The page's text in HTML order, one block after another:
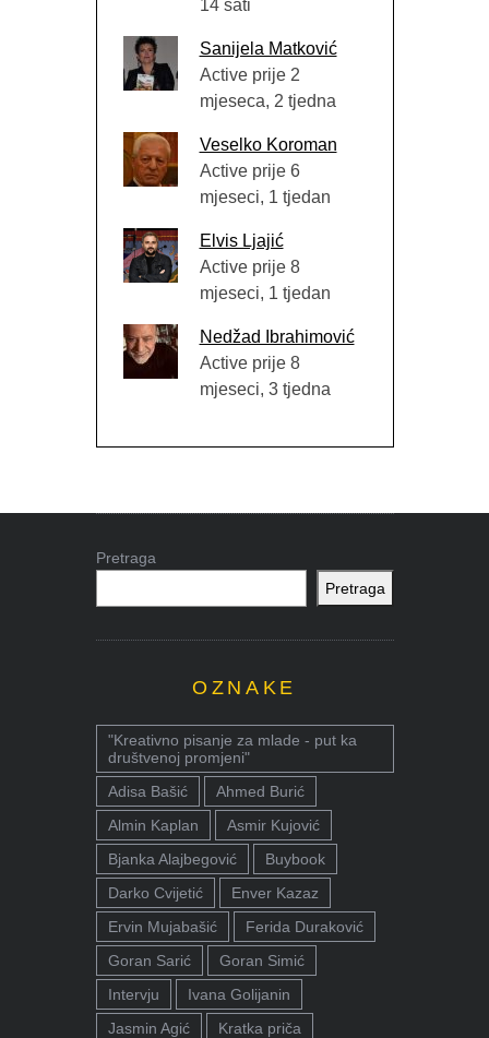
14 sati
Sanijela Matković
Active prije 2
mjeseca, 2 tjedna
Veselko Koroman
Active prije 6
mjeseci, 1 tjedan
Elvis Ljajić
Active prije 8
mjeseci, 1 tjedan
Nedžad Ibrahimović
Active prije 8
mjeseci, 3 tjedna
Pretraga
Pretraga
OZNAKE
"Kreativno pisanje za mlade - put ka
društvenoj promjeni"
Adisa Bašić
Ahmed Burić
Almin Kaplan
Asmir Kujović
Bjanka Alajbegović
Buybook
Darko Cvijetić
Enver Kazaz
Ervin Mujabašić
Ferida Duraković
Goran Sarić
Goran Simić
Intervju
Ivana Golijanin
Jasmin Agić
Kratka priča